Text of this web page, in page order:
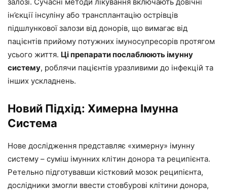
залозі. Сучасні методи лікування включають довічні
ін’єкції інсуліну або трансплантацію острівців
підшлункової залози від донорів, що вимагає від
пацієнтів прийому потужних імуносупресорів протягом
усього життя. Ці препарати послаблюють імунну
систему, роблячи пацієнтів уразливими до інфекцій та
інших ускладнень.
Новий Підхід: Химерна Імунна
Система
Нове дослідження представляє «химерну» імунну
систему – суміш імунних клітин донора та реципієнта.
Ретельно підготувавши кістковий мозок реципієнта,
дослідники змогли ввести стовбурові клітини донора,